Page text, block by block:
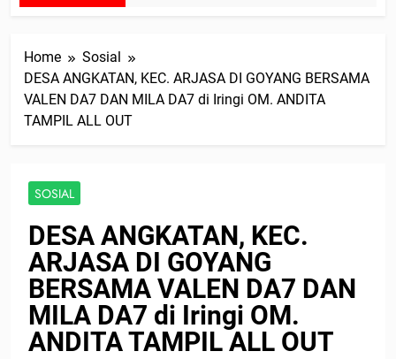
Home
Sosial
DESA ANGKATAN, KEC. ARJASA DI GOYANG BERSAMA
VALEN DA7 DAN MILA DA7 di Iringi OM. ANDITA
TAMPIL ALL OUT
SOSIAL
DESA ANGKATAN, KEC.
ARJASA DI GOYANG
BERSAMA VALEN DA7 DAN
MILA DA7 di Iringi OM.
ANDITA TAMPIL ALL OUT